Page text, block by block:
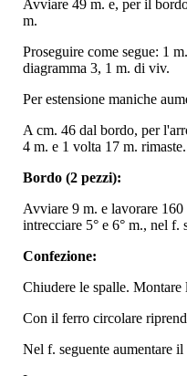
Avviare 49 m. e, per il
m.
Proseguire come segue: 1
diagramma 3, 1 m. di viv.
Per estensione maniche
A cm. 46 dal bordo, per
4 m. e 1 volta 17 m. rimaste.
Bordo (2 pezzi):
Avviare 9 m. e lavorare
intrecciare 5° e 6° m., nel f.
Confezione:
Chiudere le spalle. Montare
Con il ferro circolare
Nel f. seguente aumentare